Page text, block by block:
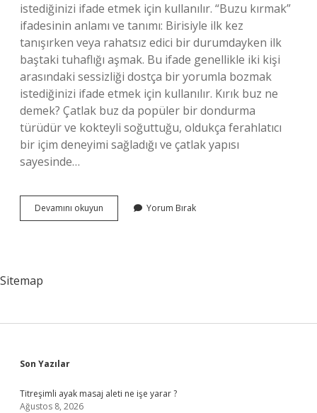
istediğinizi ifade etmek için kullanılır. “Buzu kırmak”
ifadesinin anlamı ve tanımı: Birisiyle ilk kez
tanışırken veya rahatsız edici bir durumdayken ilk
baştaki tuhaflığı aşmak. Bu ifade genellikle iki kişi
arasındaki sessizliği dostça bir yorumla bozmak
istediğinizi ifade etmek için kullanılır. Kırık buz ne
demek? Çatlak buz da popüler bir dondurma
türüdür ve kokteyli soğuttuğu, oldukça ferahlatıcı
bir içim deneyimi sağladığı ve çatlak yapısı
sayesinde…
Devamını okuyun
Kırılması
Yorum Bırak
Sitemap
Sidebar
Son Yazılar
Titreşimli ayak masaj aleti ne işe yarar ?
Ağustos 8, 2026